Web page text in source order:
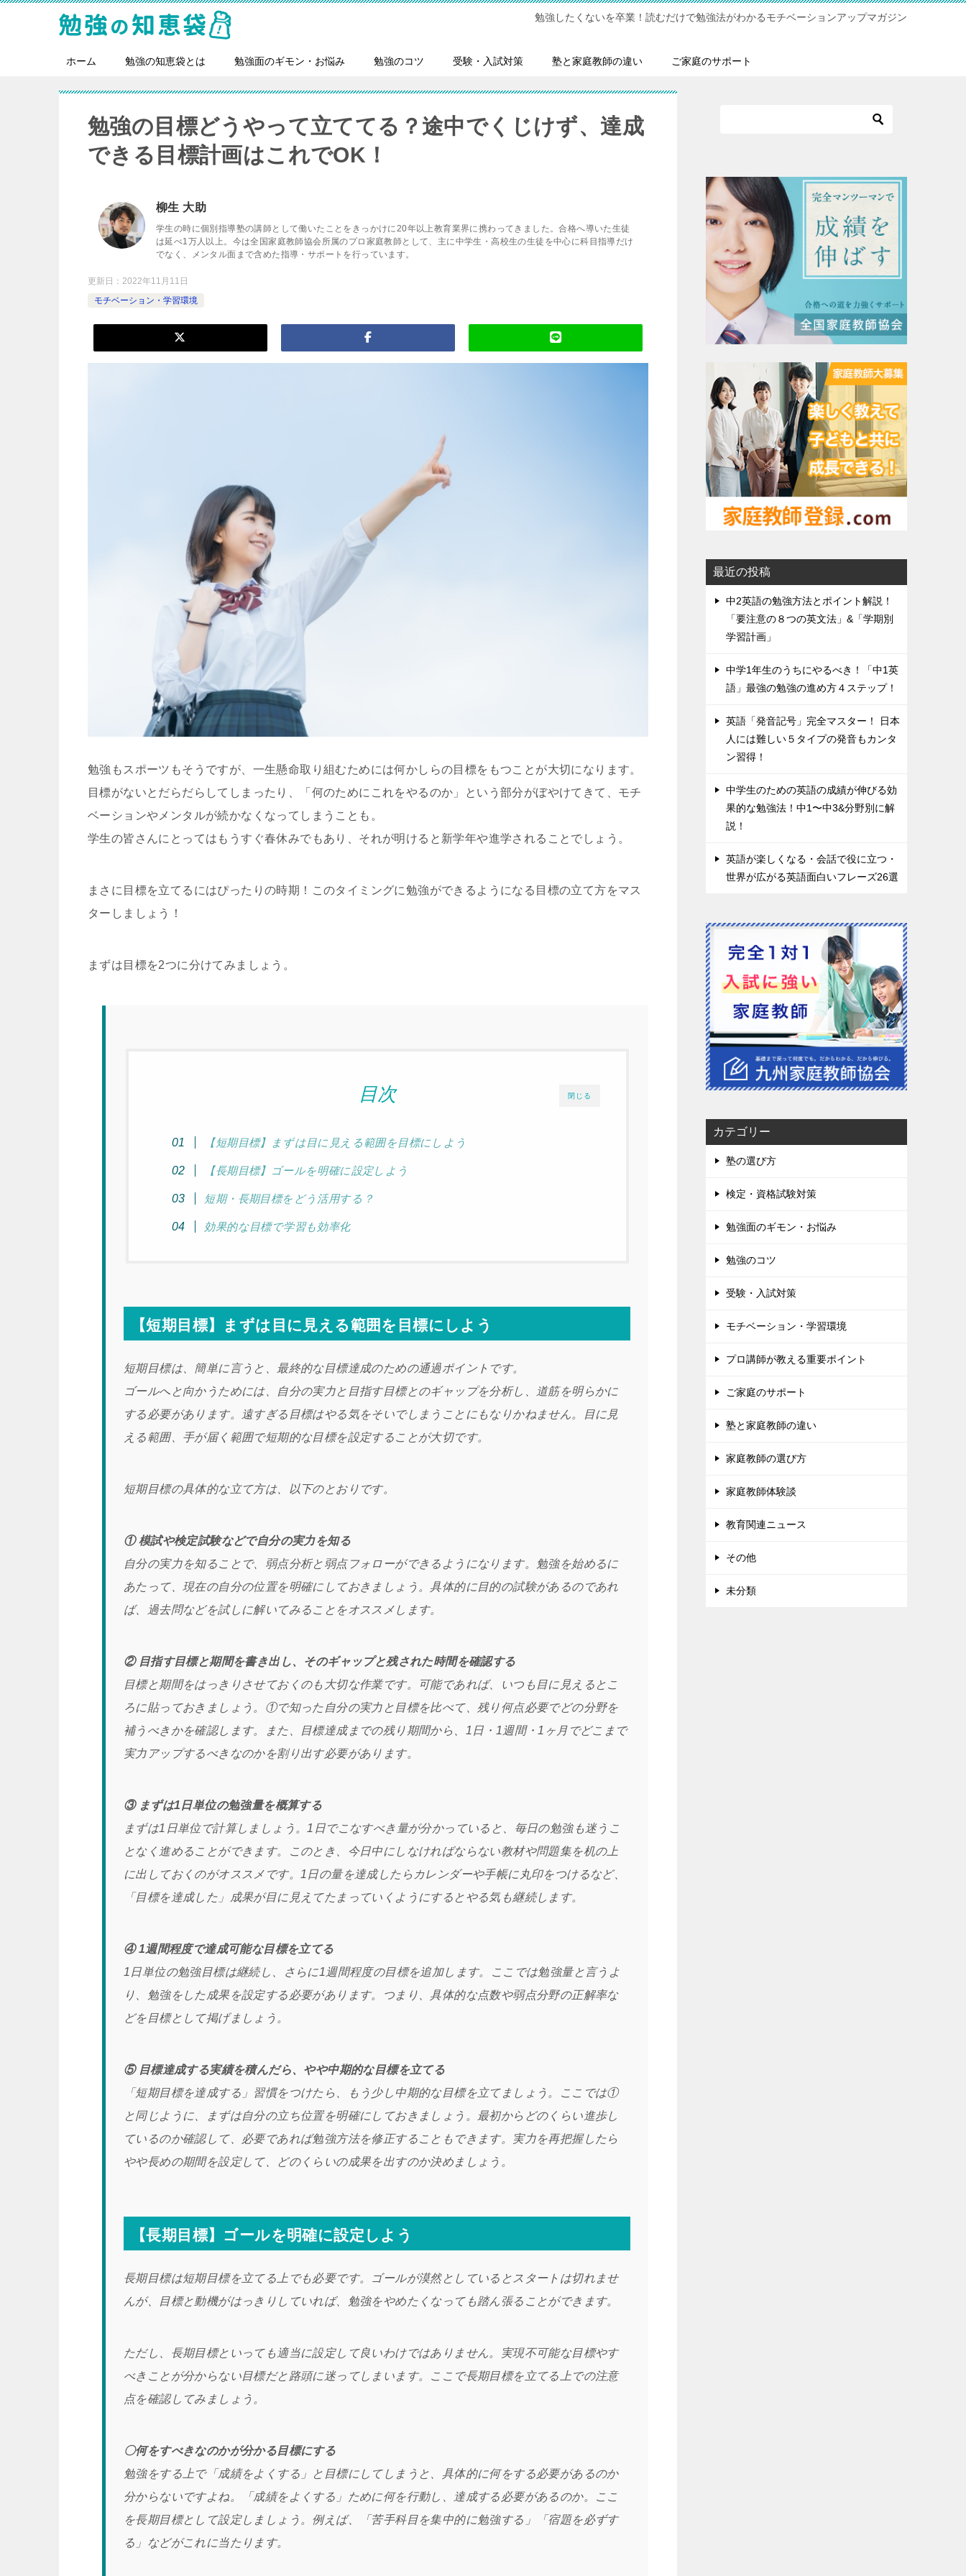
勉強したくないを卒業！読むだけで勉強法がわかるモチベーションアップマガジン
ホーム 勉強の知恵袋とは 勉強面のギモン・お悩み 勉強のコツ 受験・入試対策 塾と家庭教師の違い ご家庭のサポート
勉強の目標どうやって立ててる？途中でくじけず、達成
できる目標計画はこれでOK！
柳生 大助
学生の時に個別指導塾の講師として働いたことをきっかけに20年以上教育業界に携わってきました。合格へ導いた生徒
は延べ1万人以上。今は全国家庭教師協会所属のプロ家庭教師として、主に中学生・高校生の生徒を中心に科目指導だけ
でなく、メンタル面まで含めた指導・サポートを行っています。
更新日： 2022年11月11日
モチベーション・学習環境
勉強もスポーツもそうですが、一生懸命取り組むためには何かしらの目標をもつことが大切になります。
目標がないとだらだらしてしまったり、「何のためにこれをやるのか」という部分がぼやけてきて、モチ
ベーションやメンタルが続かなくなってしまうことも。
学生の皆さんにとってはもうすぐ春休みでもあり、それが明けると新学年や進学されることでしょう。
まさに目標を立てるにはぴったりの時期！このタイミングに勉強ができるようになる目標の立て方をマス
ターしましょう！
まずは目標を2つに分けてみましょう。
閉じる
目次
【短期目標】まずは目に見える範囲を目標にしよう
【長期目標】ゴールを明確に設定しよう
短期・長期目標をどう活用する？
効果的な目標で学習も効率化
【短期目標】まずは目に見える範囲を目標にしよう
短期目標は、簡単に言うと、最終的な目標達成のための通過ポイントです。
ゴールへと向かうためには、自分の実力と目指す目標とのギャップを分析し、道筋を明らかに
する必要があります。遠すぎる目標はやる気をそいでしまうことにもなりかねません。目に見
える範囲、手が届く範囲で短期的な目標を設定することが大切です。
短期目標の具体的な立て方は、以下のとおりです。
① 模試や検定試験などで自分の実力を知る
自分の実力を知ることで、弱点分析と弱点フォローができるようになります。勉強を始めるに
あたって、現在の自分の位置を明確にしておきましょう。具体的に目的の試験があるのであれ
ば、過去問などを試しに解いてみることをオススメします。
② 目指す目標と期間を書き出し、そのギャップと残された時間を確認する
目標と期間をはっきりさせておくのも大切な作業です。可能であれば、いつも目に見えるとこ
ろに貼っておきましょう。①で知った自分の実力と目標を比べて、残り何点必要でどの分野を
補うべきかを確認します。また、目標達成までの残り期間から、1日・1週間・1ヶ月でどこまで
実力アップするべきなのかを割り出す必要があります。
③ まずは1日単位の勉強量を概算する
まずは1日単位で計算しましょう。1日でこなすべき量が分かっていると、毎日の勉強も迷うこ
となく進めることができます。このとき、今日中にしなければならない教材や問題集を机の上
に出しておくのがオススメです。1日の量を達成したらカレンダーや手帳に丸印をつけるなど、
「目標を達成した」成果が目に見えてたまっていくようにするとやる気も継続します。
④ 1週間程度で達成可能な目標を立てる
1日単位の勉強目標は継続し、さらに1週間程度の目標を追加します。ここでは勉強量と言うよ
り、勉強をした成果を設定する必要があります。つまり、具体的な点数や弱点分野の正解率な
どを目標として掲げましょう。
⑤ 目標達成する実績を積んだら、やや中期的な目標を立てる
「短期目標を達成する」習慣をつけたら、もう少し中期的な目標を立てましょう。ここでは①
と同じように、まずは自分の立ち位置を明確にしておきましょう。最初からどのくらい進歩し
ているのか確認して、必要であれば勉強方法を修正することもできます。実力を再把握したら
やや長めの期間を設定して、どのくらいの成果を出すのか決めましょう。
【長期目標】ゴールを明確に設定しよう
長期目標は短期目標を立てる上でも必要です。ゴールが漠然としているとスタートは切れませ
んが、目標と動機がはっきりしていれば、勉強をやめたくなっても踏ん張ることができます。
ただし、長期目標といっても適当に設定して良いわけではありません。実現不可能な目標やす
べきことが分からない目標だと路頭に迷ってしまいます。ここで長期目標を立てる上での注意
点を確認してみましょう。
〇何をすべきなのかが分かる目標にする
勉強をする上で「成績をよくする」と目標にしてしまうと、具体的に何をする必要があるのか
分からないですよね。「成績をよくする」ために何を行動し、達成する必要があるのか。ここ
を長期目標として設定しましょう。例えば、「苦手科目を集中的に勉強する」「宿題を必ずす
る」などがこれに当たります。
最近の投稿
中2英語の勉強方法とポイント解説！
「要注意の８つの英文法」&「学期別
学習計画」
中学1年生のうちにやるべき！「中1英
語」最強の勉強の進め方４ステップ！
英語「発音記号」完全マスター！ 日本
人には難しい５タイプの発音もカンタ
ン習得！
中学生のための英語の成績が伸びる効
果的な勉強法！中1〜中3&分野別に解
説！
英語が楽しくなる・会話で役に立つ・
世界が広がる英語面白いフレーズ26選
カテゴリー
塾の選び方
検定・資格試験対策
勉強面のギモン・お悩み
勉強のコツ
受験・入試対策
モチベーション・学習環境
プロ講師が教える重要ポイント
ご家庭のサポート
塾と家庭教師の違い
家庭教師の選び方
家庭教師体験談
教育関連ニュース
その他
未分類